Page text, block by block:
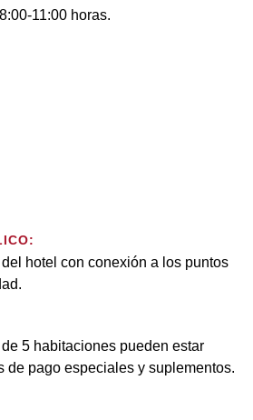
11:00 horas.
hotel con conexión a los puntos
5 habitaciones pueden estar
de pago especiales y suplementos.